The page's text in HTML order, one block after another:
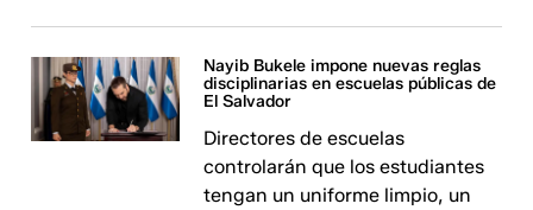
Nayib Bukele impone nuevas reglas
disciplinarias en escuelas públicas de
El Salvador
Directores de escuelas
controlarán que los estudiantes
tengan un uniforme limpio, un